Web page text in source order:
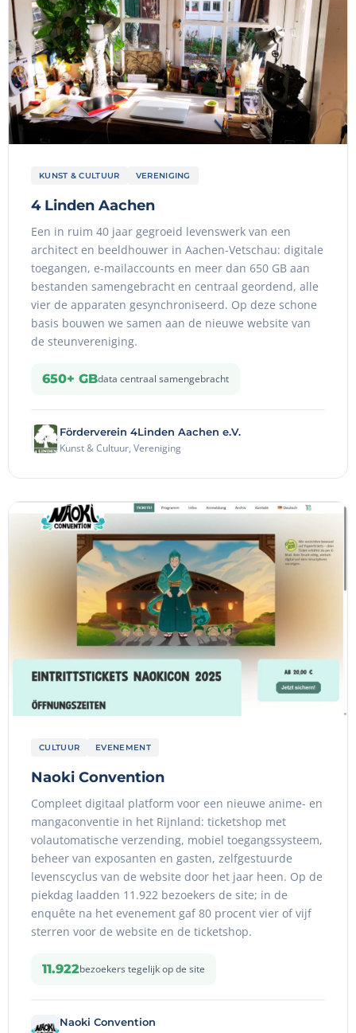
KUNST & CULTUUR VERENIGING
4 Linden Aachen
Een in ruim 40 jaar gegroeid levenswerk van een
architect en beeldhouwer in Aachen-Vetschau: digitale
toegangen, e-mailaccounts en meer dan 650 GB aan
bestanden samengebracht en centraal geordend, alle
vier de apparaten gesynchroniseerd. Op deze schone
basis bouwen we samen aan de nieuwe website van
de steunvereniging.
650+ GBdata centraal samengebracht
Förderverein 4Linden Aachen e.V.
Kunst & Cultuur, Vereniging
CULTUUR EVENEMENT
Naoki Convention
Compleet digitaal platform voor een nieuwe anime- en
mangaconventie in het Rijnland: ticketshop met
volautomatische verzending, mobiel toegangssysteem,
beheer van exposanten en gasten, zelfgestuurde
levenscyclus van de website door het jaar heen. Op de
piekdag laadden 11.922 bezoekers de site; in de
enquête na het evenement gaf 80 procent vier of vijf
sterren voor de website en de ticketshop.
11.922bezoekers tegelijk op de site
Naoki Convention